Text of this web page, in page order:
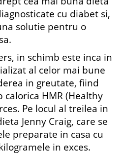
cu diabet si,
solutie pentru o
in schimb este inca in
al celor mai bune
in greutate, fiind
HMR (Healthy
Pe locul al treilea in
Jenny Craig, care se
preparate in casa cu
in exces.